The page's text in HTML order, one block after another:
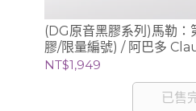
(DG原音黑膠系列)馬勒：
膠/限量編號) / 阿巴多
芝加哥交響樂團
NT$1,949
已售